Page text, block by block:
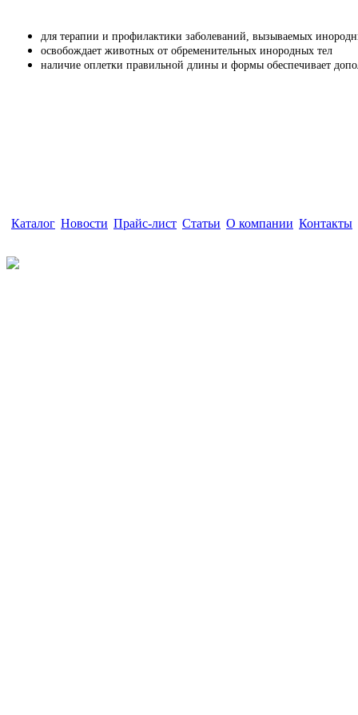
для терапии и профилактики заболеваний, вызываемых
освобождает животных от обременительных инородных тел
наличие оплетки правильной длины и формы обеспечивает
Каталог Новости Прайс-лист Статьи О компании Контакты